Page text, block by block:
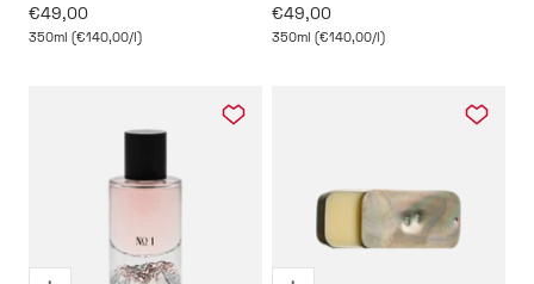
Angebot
€49,00
350ml (€140,00/l)
Angebot
€49,00
350ml (€140,00/l)